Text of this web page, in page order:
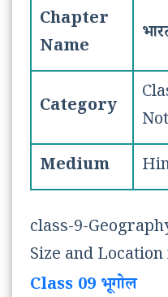
Chapter
Name
Category
Medium
class-9-
Size and
Class 09 भूगोल